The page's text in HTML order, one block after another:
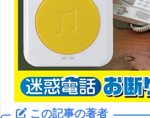
この記事の著者